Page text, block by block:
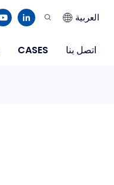
العربية
CASES اتصل بنا